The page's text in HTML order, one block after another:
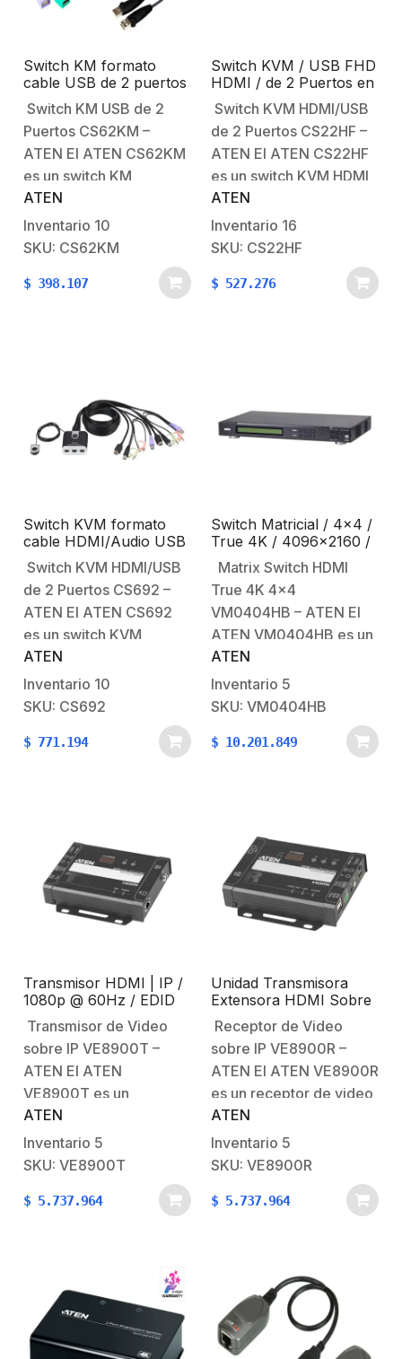
Switch KM formato
cable USB de 2 puertos
con Boundless
Switching
Switch KM USB de 2
Puertos CS62KM –
ATEN El ATEN CS62KM
es un switch KM
(Keyboard/Mouse) de 2
puertos que permite
controlar hasta dos
computadoras utilizando
un solo teclado y mouse
trabajar…
ATEN
Inventario 10
SKU: CS62KM
$ 398.107
Switch KVM / USB FHD
HDMI / de 2 Puertos en
Formato Cable /
1920×1080 @ 60Hz
(FHD) / HDCP 1.4 /
Conecta y Controla 2
Equipos con un solo
Monitor, Teclado y
Mouse
Switch KVM HDMI/USB
de 2 Puertos CS22HF –
ATEN El ATEN CS22HF
es un switch KVM HDMI
de 2 puertos que
permite controlar dos
computadoras desde un
solo teclado, mouse y
monitor HDMI, con
ATEN
Inventario 16
SKU: CS22HF
$ 527.276
Switch KVM formato
cable HDMI/Audio USB
de 2 puertos con
selector remoto de
puerto
Switch KVM HDMI/USB
de 2 Puertos CS692 –
ATEN El ATEN CS692
es un switch KVM
compacto de 2 puertos
que permite controlar
dos computadoras
desde un solo teclado,
mouse y monitor HDMI.
ATEN
Inventario 10
SKU: CS692
$ 771.194
Switch Matricial / 4×4 /
True 4K / 4096×2160 /
384 x2160 a 60 Hz /
HDR 4:4:4 / HDCP 2.2 /
Diferentes Métodos de
Control / EDID Expert™
Matrix Switch HDMI
True 4K 4×4
VM0404HB – ATEN El
ATEN VM0404HB es un
conmutador matricial
HDMI 4×4 True 4K que
permite enrutar hasta
cuatro fuentes HDMI a
cuatro pantallas de
4K a 60 Hz (4:4:4), HDR,
3D…
ATEN
Inventario 5
SKU: VM0404HB
$ 10.201.849
Transmisor HDMI | IP /
1080p @ 60Hz / EDID
Expert™ / Protocolo CLI
Telnet o RS-232
Transmisor de Video
sobre IP VE8900T –
ATEN El ATEN
VE8900T es un
transmisor HDMI sobre
IP que permite enviar
señales de video Full HD
eficiente a través de una
trabajar en conjunto con
el receptor VE8900R,…
ATEN
Inventario 5
SKU: VE8900T
$ 5.737.964
Unidad Transmisora
Extensora HDMI Sobre
IP / Full HD
Receptor de Video
sobre IP VE8900R –
ATEN El ATEN VE8900R
es un receptor de video
sobre IP que trabaja con
tecnología de
compresión avanzada
para transmitir señales
HDMI 1080p a través de
aplicaciones de
distribución de
contenido a gran escala,
…
ATEN
Inventario 5
SKU: VE8900R
$ 5.737.964